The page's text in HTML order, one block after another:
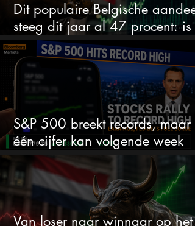
Dit populaire Belgische aandeel
steeg dit jaar al 47 procent: is
ruimte voor meer?
S&P 500 breekt records, maar
één cijfer kan volgende week
alles veranderen
Van loser naar winnaar op het